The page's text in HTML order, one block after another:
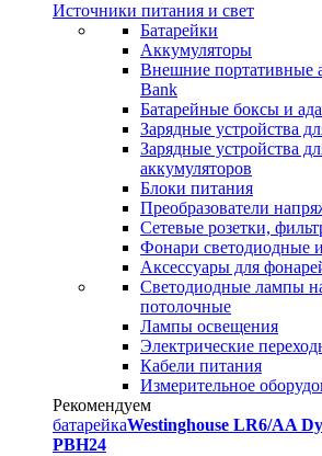
Источники питания и свет
Батарейки
Аккумуляторы
Внешние портативные
Bank
Батарейные боксы и
Зарядные устройства
Зарядные устройства
аккумуляторов
Блоки питания
Преобразователи
Сетевые розетки,
Фонари светодиодные
Аксессуары для
Светодиодные лампы
потолочные
Лампы освещения
Электрические
Кабели питания
Измерительное
Рекомендуем
батарейкаWestinghouse LR6/AA
PBH24